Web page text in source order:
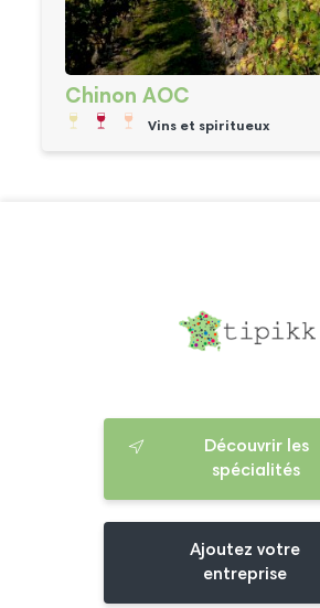
Chinon AOC
Vins et spiritueux
Découvrir les
spécialités
Ajoutez votre
entreprise